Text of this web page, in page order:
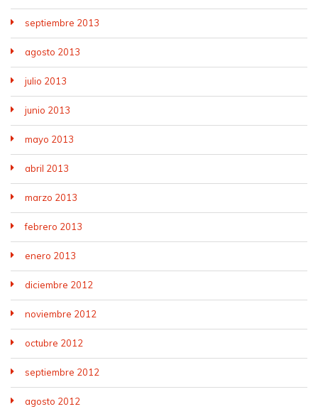
septiembre 2013
agosto 2013
julio 2013
junio 2013
mayo 2013
abril 2013
marzo 2013
febrero 2013
enero 2013
diciembre 2012
noviembre 2012
octubre 2012
septiembre 2012
agosto 2012